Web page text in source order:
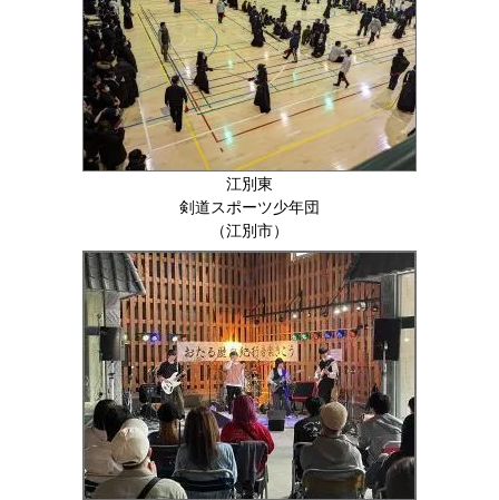
江別東
剣道スポーツ少年団
（江別市）